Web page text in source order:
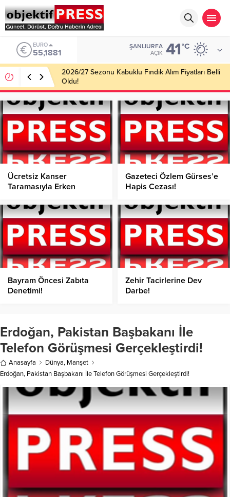
ALTIN
6.660,55
ŞANLIURFA
AÇIK 41°C
Haliliye Belediyesi Her Gün 4 Bin 898 Kişiye Sıcak
Yemek Ulaştırıyor!
Ücretsiz Kanser
Taramasıyla Erken
Gazeteci Özlem Gürses’e
Hapis Cezası!
Bayram Öncesi Zabıta
Denetimi!
Zehir Tacirlerine Dev
Darbe!
Erdoğan, Pakistan Başbakanı İle
Telefon Görüşmesi Gerçekleştirdi!
Anasayfa Dünya, Manşet
Erdoğan, Pakistan Başbakanı İle Telefon Görüşmesi Gerçekleştirdi!